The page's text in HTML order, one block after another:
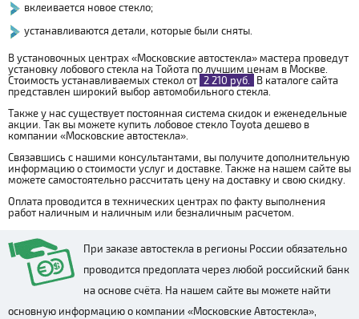
вклеивается новое стекло;
устанавливаются детали, которые были сняты.
В установочных центрах «Московские автостекла» мастера проведут
установку лобового стекла на Тойота по лучшим ценам в Москве.
Стоимость устанавливаемых стекол от 2 210 руб.
В каталоге сайта
представлен широкий выбор автомобильного стекла.
Также у нас существует постоянная система скидок и еженедельные
акции. Так вы можете купить лобовое стекло Toyota дешево в
компании «Московские автостекла».
Связавшись с нашими консультантами, вы получите дополнительную
информацию о стоимости услуг и доставке. Также на нашем сайте вы
можете самостоятельно рассчитать цену на доставку и свою скидку.
Оплата проводится в технических центрах по факту выполнения
работ наличным и наличным или безналичным расчетом.
При заказе автостекла в регионы России обязательно
проводится предоплата через любой российский банк
на основе счёта. На нашем сайте вы можете найти
основную информацию о компании «Московские Автостекла»,